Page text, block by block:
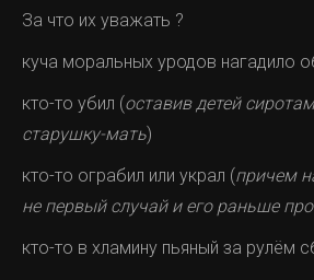
За что их уважать ?
куча моральных уродов нагадило
кто-то убил (оставив детей
старушку-мать)
кто-то ограбил или украл (причем
не первый случай и его раньше
кто-то в хламину пьяный за рулём